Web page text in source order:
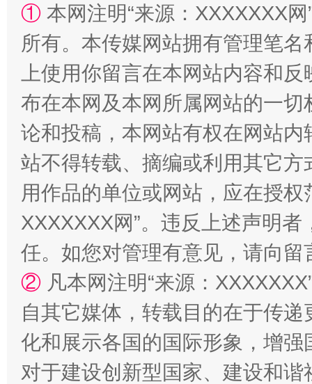
漫山遍野的桃花与雪山、麦地、白藏房 除
招工难、用工荒背后
① 本网注明“来源：XXXXXXX
所有。本传媒网站拥有管理笔
上使用你留言在本网站内容和
布在本网及本网所属网站的一
论和投稿，本网站有权在网站
站不得转载、摘编或利用其它
用作品的单位或网站，应在授
XXXXXXX网”。违反上述声明
任。如您对管理有意见，请向
② 凡本网注明“来源：
自其它媒体，转载目的在于传
化和展示各国的国际形象，增
对于建设创新型国家、建设和